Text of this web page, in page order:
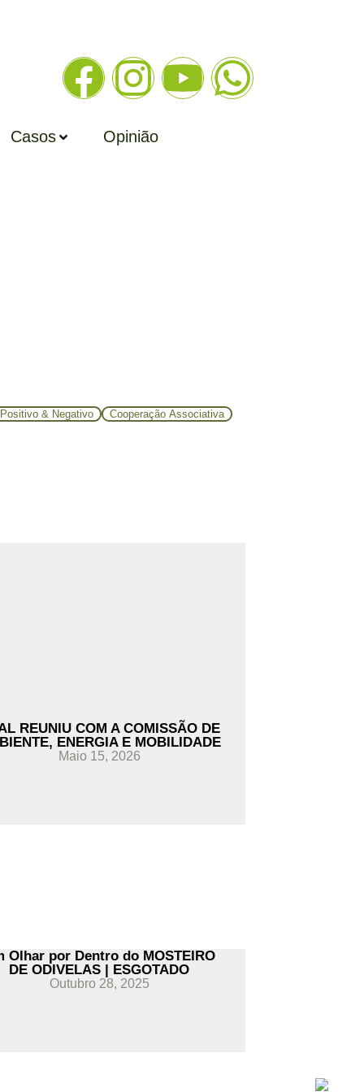
Casos
Opinião
Positivo & Negativo
Cooperação Associativa
REUNIU COM A COMISSÃO DE
ENERGIA E MOBILIDADE
Maio 15, 2026
Olhar por Dentro do MOSTEIRO
DE ODIVELAS | ESGOTADO
Outubro 28, 2025